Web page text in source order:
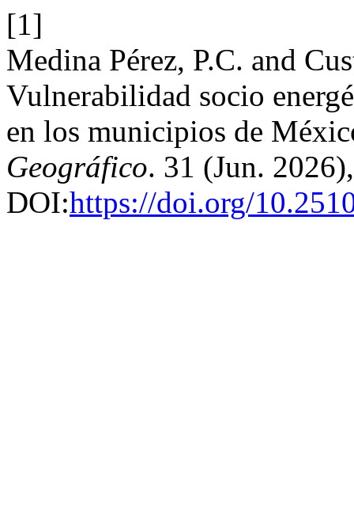
[1]
Medina Pérez, P.C. and
Vulnerabilidad socio
en los municipios de
Geográfico. 31 (Jun.
DOI:https://doi.org/